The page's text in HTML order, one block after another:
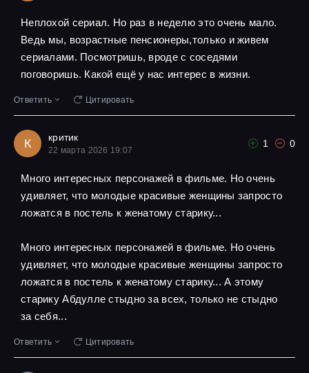
Неплохой сериал. Но раз в неделю это очень мало.
Ведь мы, возрастные пенсионеры,только и живем
сериалами. Посмотришь, вроде с соседями
поговоришь. Какой ещё у нас интерес в жизни.
Ответить Цитировать
К критик
22 марта 2026 19:07
1 0
Много интересных персонажей в фильме. Но очень
удивляет, что молодые красивые женщины запросто
ложатся в постель к женатому старику...
Много интересных персонажей в фильме. Но очень
удивляет, что молодые красивые женщины запросто
ложатся в постель к женатому старику... А этому
старику Абдулле стыдно за всех, только не стыдно
за себя...
Ответить Цитировать